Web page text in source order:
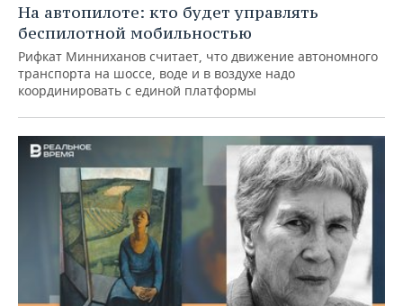
На автопилоте: кто будет управлять
беспилотной мобильностью
Рифкат Минниханов считает, что движение автономного
транспорта на шоссе, воде и в воздухе надо
координировать с единой платформы